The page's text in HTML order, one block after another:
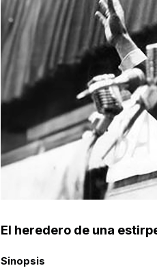
El heredero de una
Sinopsis